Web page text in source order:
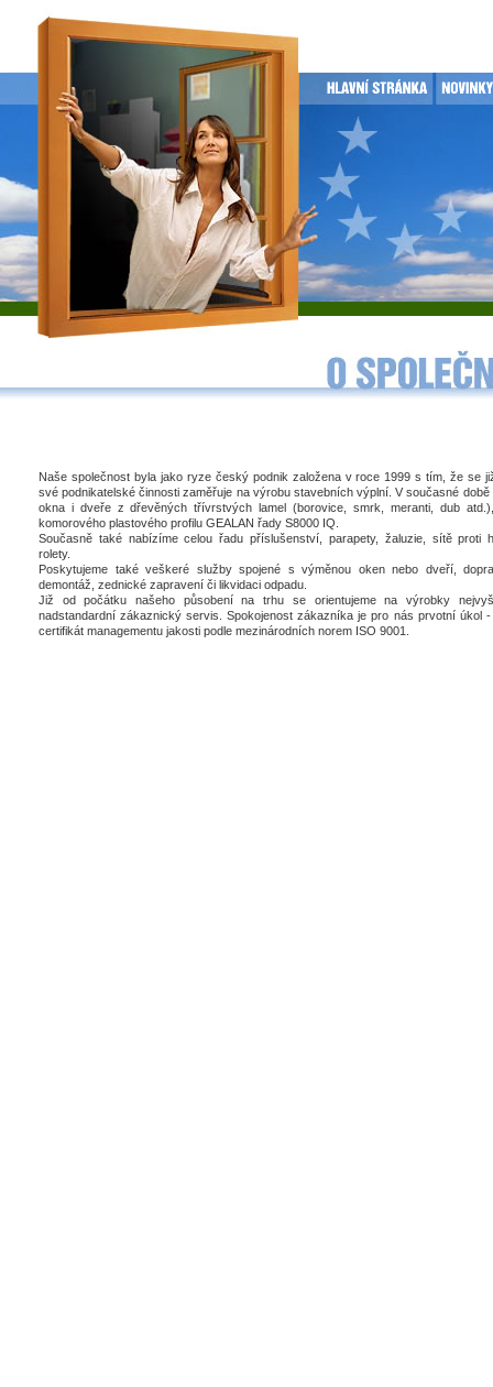
Naše společnost byla jako ryze český podnik založena v roce 1999 s tím, že se
své podnikatelské činnosti zaměřuje na výrobu stavebních výplní. V současné
okna i dveře z dřevěných třívrstvých lamel (borovice, smrk, meranti, dub
komorového plastového profilu GEALAN řady S8000 IQ.
Současně také nabízíme celou řadu příslušenství, parapety, žaluzie, sítě proti
rolety.
Poskytujeme také veškeré služby spojené s výměnou oken nebo dveří,
demontáž, zednické zapravení či likvidaci odpadu.
Již od počátku našeho působení na trhu se orientujeme na výrobky
nadstandardní zákaznický servis. Spokojenost zákazníka je pro nás prvotní úkol
certifikát managementu jakosti podle mezinárodních norem ISO 9001.